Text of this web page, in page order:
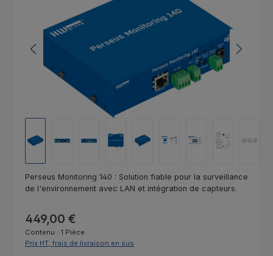
Perseus Monitoring 140 : Solution fiable pour la surveillance
de l'environnement avec LAN et intégration de capteurs.
Prix régulier :
449,00 €
Contenu : 1 Pièce
Prix HT, frais de livraison en sus